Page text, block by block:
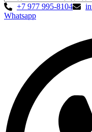
+7 977 995-8104
Whatsapp